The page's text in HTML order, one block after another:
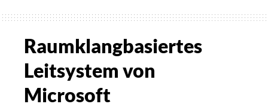
Raumklangbasiertes
Leitsystem von
Microsoft